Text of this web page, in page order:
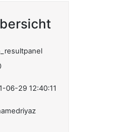
06-29 12:40:11